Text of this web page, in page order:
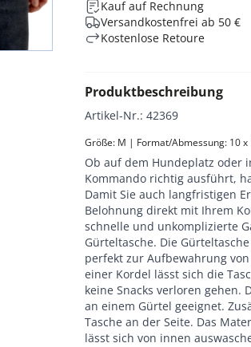
Kauf auf Rechnung
Versandkostenfrei ab 50 €
Kostenlose Retoure
Produktbeschreibung
Artikel-Nr.: 42369
Größe: M | Format/Abmessung: 10 x
Ob auf dem Hundeplatz oder
Kommando richtig ausführt,
Damit Sie auch langfristigen
Belohnung direkt mit Ihrem
schnelle und unkomplizierte
Gürteltasche. Die Gürteltasche
perfekt zur Aufbewahrung
einer Kordel lässt sich die
keine Snacks verloren gehen.
an einem Gürtel geeignet.
Tasche an der Seite. Das
lässt sich von innen